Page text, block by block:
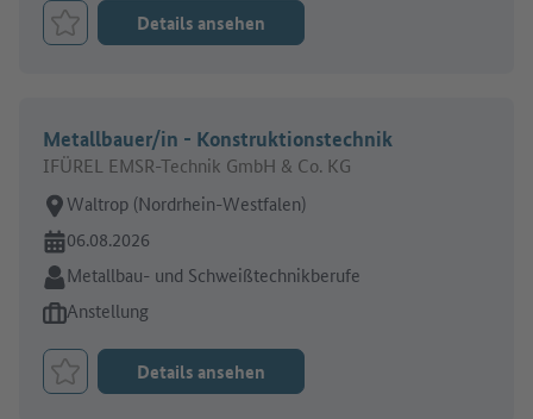
Job merken
Details ansehen
Metallbauer/in - Konstruktionstechnik
IFÜREL EMSR-Technik GmbH & Co. KG
Arbeitsort:
Waltrop (Nordrhein-Westfalen)
Online seit:
06.08.2026
Branche:
Metallbau- und Schweißtechnikberufe
Art des Jobangebots:
Anstellung
Job merken
Details ansehen